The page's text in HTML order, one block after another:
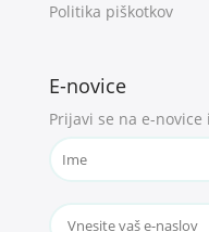
Politika piškotkov
E-novice
Prijavi se na e-